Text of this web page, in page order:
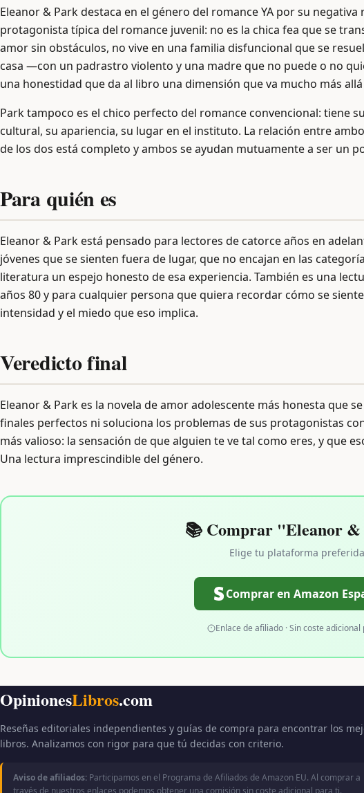
Eleanor & Park destaca en el género del romance YA por su negativa
protagonista típica del romance juvenil: no es la chica fea que se
amor sin obstáculos, no vive en una familia disfuncional que se
casa —con un padrastro violento y una madre que no puede o no
una honestidad que da al libro una dimensión que va mucho más
Park tampoco es el chico perfecto del romance convencional: tiene
cultural, su apariencia, su lugar en el instituto. La relación entre
de los dos está completo y ambos se ayudan mutuamente a ser un
Para quién es
Eleanor & Park está pensado para lectores de catorce años en
jóvenes que se sienten fuera de lugar, que no encajan en las
literatura un espejo honesto de esa experiencia. También es una
años 80 y para cualquier persona que quiera recordar cómo se
intensidad y el miedo que eso implica.
Veredicto final
Eleanor & Park es la novela de amor adolescente más honesta que
finales perfectos ni soluciona los problemas de sus protagonistas
más valioso: la sensación de que alguien te ve tal como eres, y que
Una lectura imprescindible del género.
📚 Comprar "Eleanor
Elige tu plataforma preferida
Comprar en Amazon
Enlace de afiliado · Sin coste adicional
OpinionesLibros.com
Reseñas editoriales independientes y guías de compra para encontrar los
libros. Analizamos con rigor para que tú decidas con criterio.
Aviso de afiliados: Participamos en el Programa de Afiliados de Amazon EU. Al comprar a
través de nuestros enlaces podemos obtener una comisión sin coste adicional para ti.